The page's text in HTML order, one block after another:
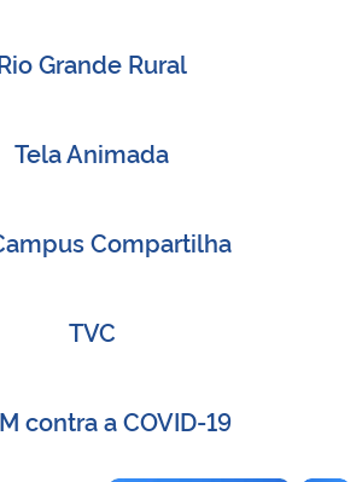
Regional
Grande Rural
Tela Animada
Compartilha
TVC
contra a COVID-19